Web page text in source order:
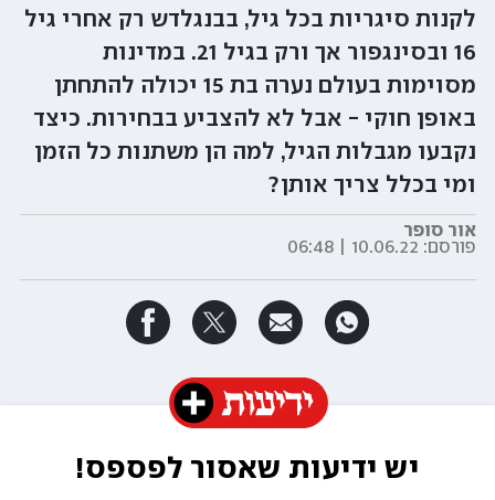
לקנות סיגריות בכל גיל, בבנגלדש רק אחרי גיל
16 ובסינגפור אך ורק בגיל 21. במדינות
מסוימות בעולם נערה בת 15 יכולה להתחתן
באופן חוקי - אבל לא להצביע בבחירות. כיצד
נקבעו מגבלות הגיל, למה הן משתנות כל הזמן
ומי בכלל צריך אותן?
אור סופר
פורסם: 10.06.22 | 06:48
יש ידיעות שאסור לפספס!